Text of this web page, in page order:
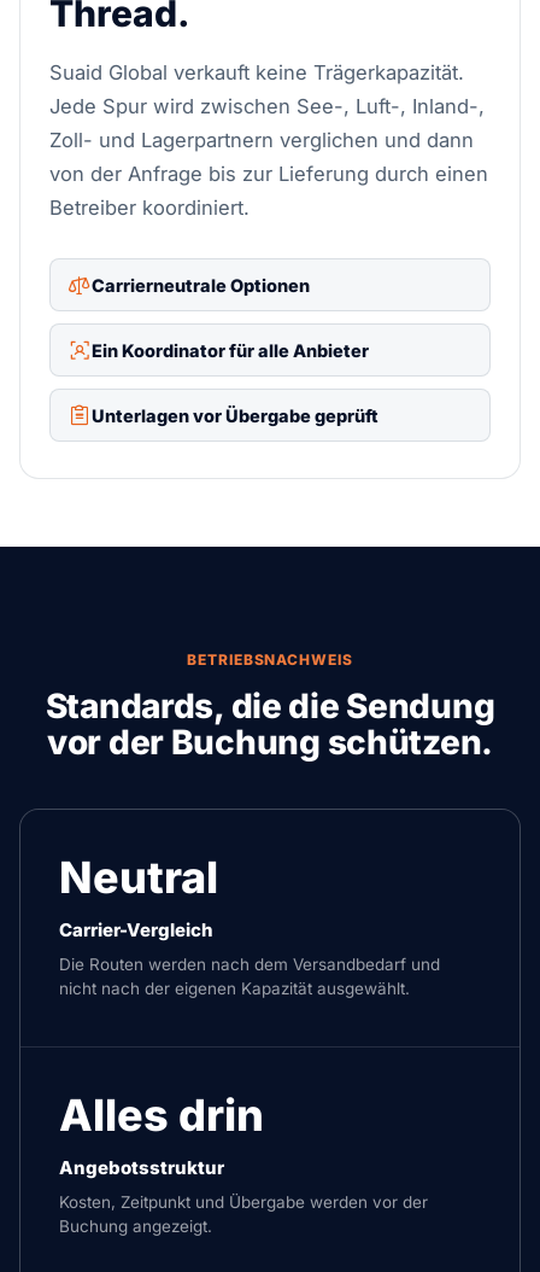
Thread.
Suaid Global verkauft keine Trägerkapazität.
Jede Spur wird zwischen See-, Luft-, Inland-,
Zoll- und Lagerpartnern verglichen und dann
von der Anfrage bis zur Lieferung durch einen
Betreiber koordiniert.
Carrierneutrale Optionen
Ein Koordinator für alle Anbieter
Unterlagen vor Übergabe geprüft
BETRIEBSNACHWEIS
Standards, die die Sendung
vor der Buchung schützen.
Neutral
Carrier-Vergleich
Die Routen werden nach dem Versandbedarf und
nicht nach der eigenen Kapazität ausgewählt.
Alles drin
Angebotsstruktur
Kosten, Zeitpunkt und Übergabe werden vor der
Buchung angezeigt.